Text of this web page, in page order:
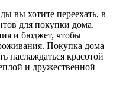
вы хотите переехать, в
для покупки дома.
и бюджет, чтобы
Покупка дома
наслаждаться красотой
и дружественной